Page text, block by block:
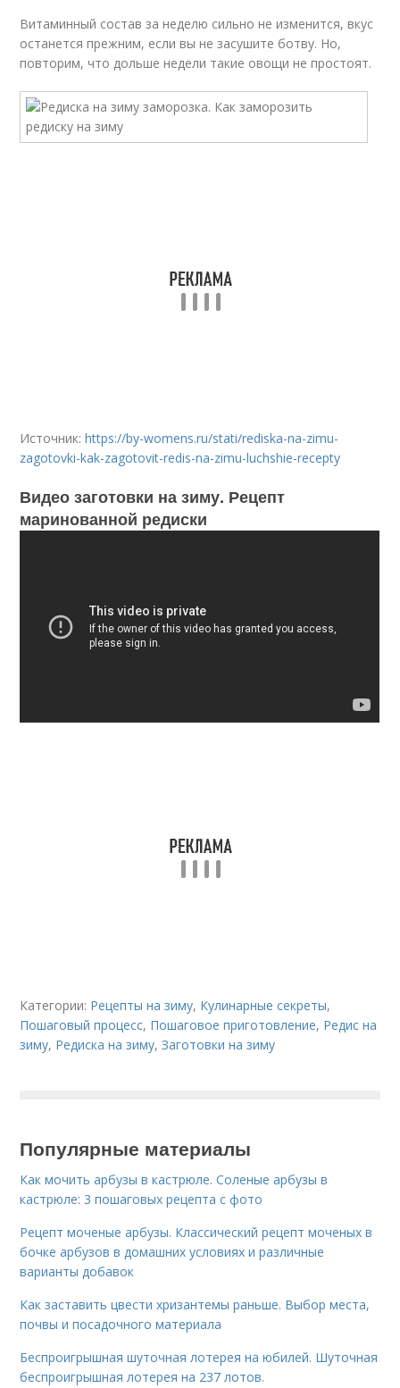
Витаминный состав за неделю сильно не изменится, вкус
останется прежним, если вы не засушите ботву. Но,
повторим, что дольше недели такие овощи не простоят.
Источник:https://by-womens.ru/stati/rediska-na-zimu-
zagotovki-kak-zagotovit-redis-na-zimu-luchshie-recepty
Видео заготовки на зиму. Рецепт
маринованной редиски
Категории: Рецепты на зиму, Кулинарные секреты,
Пошаговый процесс, Пошаговое приготовление, Редис на
зиму, Редиска на зиму,Заготовки на зиму
Популярные материалы
Как мочить арбузы в кастрюле. Соленые арбузы в
кастрюле: 3 пошаговых рецепта с фото
Рецепт моченые арбузы. Классический рецепт моченых в
бочке арбузов в домашних условиях и различные
варианты добавок
Как заставить цвести хризантемы раньше. Выбор места,
почвы и посадочного материала
Беспроигрышная шуточная лотерея на юбилей. Шуточная
беспроигрышная лотерея на 237 лотов.